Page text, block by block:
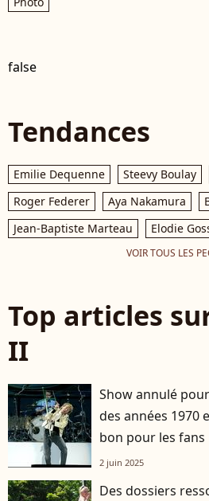
false
Tendances
Emilie Dequenne Steevy Boulay
Roger Federer
Aya Nakamura
Jean-Baptiste Marteau
Elodie
VOIR TOUS LES
Top articles
II
Show annulé
des années 1970
bon pour les fans
2 juin 2025
Des dossiers